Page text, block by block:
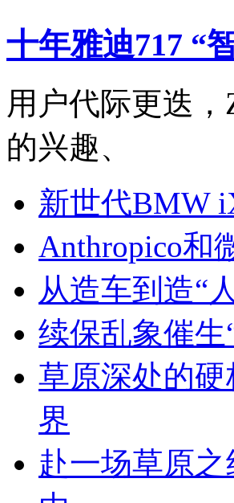
十年雅迪717 “
用户代际更迭
的兴趣、
新世代BMW
Anthropico和
从造车到造“
续保乱象催生
草原深处的
界
赴一场草原